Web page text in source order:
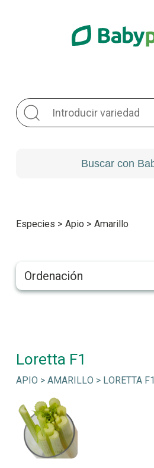
Especies > Apio > Amarillo
Ordenación
Loretta F1
APIO > AMARILLO > LORETTA F1